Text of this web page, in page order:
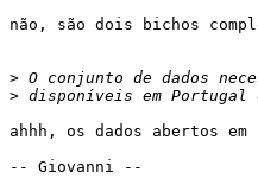
não, são dois bichos
>
>
ahhh, os dados abertos